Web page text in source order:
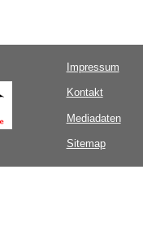
Impressum
Kontakt
Mediadaten
Sitemap